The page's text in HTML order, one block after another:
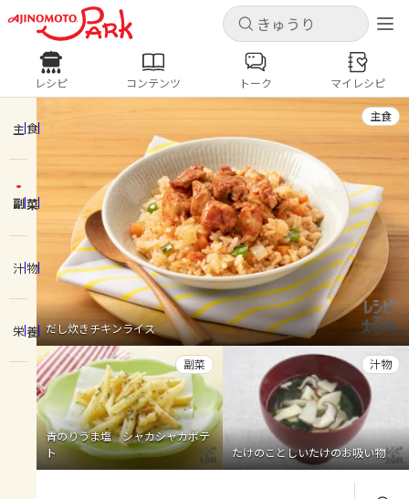
キャンセル
ログインするとレシピを保存できます
ホーム
コンテンツ
レシピ
トーク
よくあるお問い合わせ
お買い物
キャンセル
レシピ コンテンツ
人気の食材・レシピ
きゅうり なす トマト
とうもろこし
ピーマン
みょうが ゴーヤ
レシピ コンテンツ トーク マイレシピ
主食
副菜
汁物
栄養 だし炊きチキンライス
主食
青のりうま塩 シャカシャカポテ
ト
副菜
たけのことしいたけのお吸い物
汁物